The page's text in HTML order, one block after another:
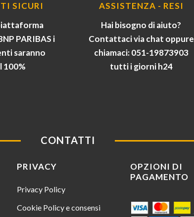
SICURI
PARIBAS i
saranno
100%
ASSISTENZA - RESI
Hai bisogno di aiuto?
Contattaci via chat oppure
chiamaci: 051-19873903
tutti i giorni h24
CONTATTI
PRIVACY
Privacy Policy
Cookie Policy e consensi
OPZIONI DI
PAGAMENTO